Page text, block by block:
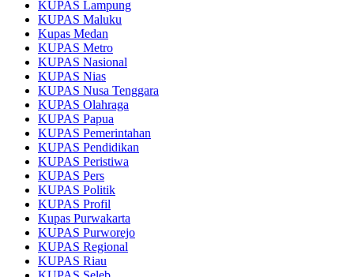
KUPAS Lampung
KUPAS Maluku
Kupas Medan
KUPAS Metro
KUPAS Nasional
KUPAS Nias
KUPAS Nusa Tenggara
KUPAS Olahraga
KUPAS Papua
KUPAS Pemerintahan
KUPAS Pendidikan
KUPAS Peristiwa
KUPAS Pers
KUPAS Politik
KUPAS Profil
Kupas Purwakarta
KUPAS Purworejo
KUPAS Regional
KUPAS Riau